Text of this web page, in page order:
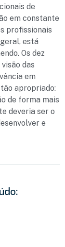
de
em constante
profissionais
está
Os dez
das
em
apropriado:
de forma mais
deveria ser o
e